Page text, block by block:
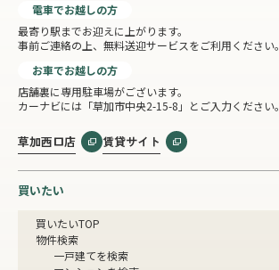
電車でお越しの方
最寄り駅までお迎えに上がります。
事前ご連絡の上、無料送迎サービスをご利用ください。
お車でお越しの方
店舗裏に専用駐車場がございます。
カーナビには「草加市中央2-15-8」とご入力ください。
草加西口店 賃貸サイト
買いたい
買いたいTOP
物件検索
一戸建てを検索